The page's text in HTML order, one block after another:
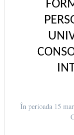
În perioada 15